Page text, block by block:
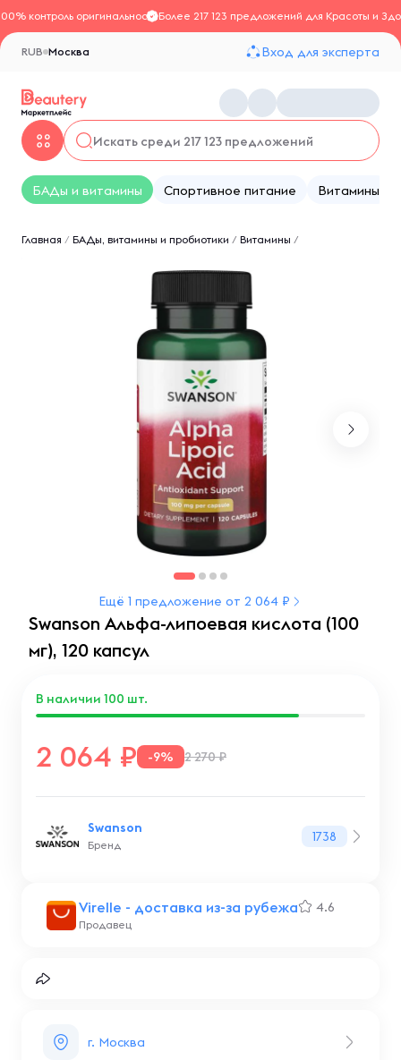
контроль оригинальностиБолее 217 123 предложений для Красоты и
Москва
RUB Вход для эксперта
БАДы и витамины Спортивное питание Витамины
Главная / БАДы, витамины и пробиотики / Витамины /
Ещё 1 предложение от 2 064 ₽
Swanson Альфа-липоевая кислота (100
мг), 120 капсул
Virelle - доставка из-за рубежа 4.6
Продавец
2 064 -9% 2 270 ₽
В наличии 100 шт.
Swanson
Бренд
1738
г. Москва